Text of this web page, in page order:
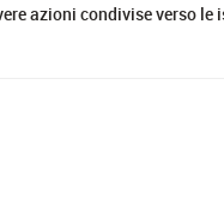
azioni condivise verso le